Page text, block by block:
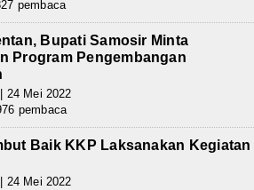
pembaca
Bupati Samosir Minta
Program Pengembangan
24 Mei 2022
pembaca
Baik KKP Laksanakan Kegiatan
24 Mei 2022